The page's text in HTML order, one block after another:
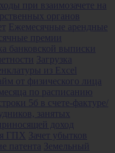
при взаимозачете на
органов
Ежемесячные арендные
премии
банковской выписки
Загрузка
из Excel
от физического лица
по расписанию
5б в счете-фактуре/
занятых
доход
ГПХ
Зачет убытков
патента Земельный